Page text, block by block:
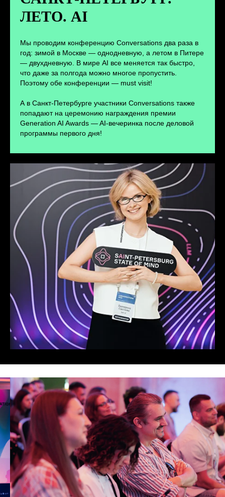
ЛЕТО. AI
Мы проводим конференцию Conversations два раза в
год: зимой в Москве — однодневную, а летом в Питере
— двухдневную. В мире AI все меняется так быстро,
что даже за полгода можно многое пропустить.
Поэтому обе конференции — must visit!
А в Санкт-Петербурге участники Conversations также
попадают на церемонию награждения премии
Generation AI Awards — AI-вечеринка после деловой
программы первого дня!